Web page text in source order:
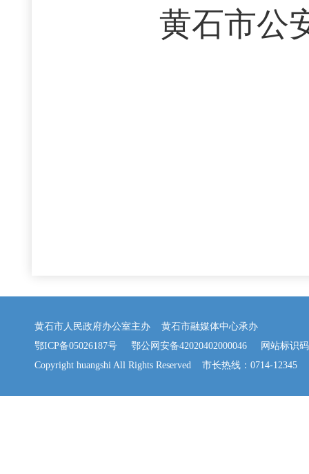
黄石市公
黄石市人民政府办公室主办 黄石市融媒体中心承办
鄂ICP备05026187号
鄂公网安备42020402000046 网站标识码
Copyright huangshi All Rights Reserved 市长热线：0714-12345